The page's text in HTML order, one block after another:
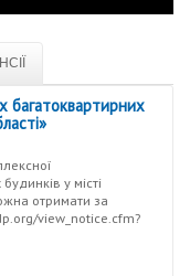
багатоквартирних
у місті
отримати за
view_notice.cfm?